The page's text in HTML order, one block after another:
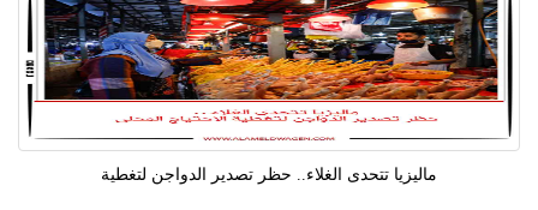
ماليزيا تتحدى الغلاء.. حظر تصدير الدواجن لتغطية